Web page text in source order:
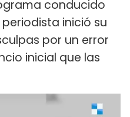
conducido
periodista inició su
por un error
inicial que las